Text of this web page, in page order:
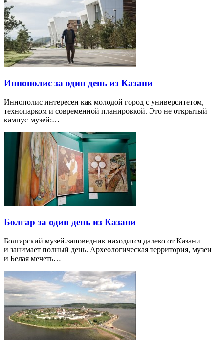
Иннополис за один день из Казани
Иннополис интересен как молодой город с университетом,
технопарком и современной планировкой. Это не открытый
кампус-музей:…
Болгар за один день из Казани
Болгарский музей-заповедник находится далеко от Казани
и занимает полный день. Археологическая территория, музеи
и Белая мечеть…